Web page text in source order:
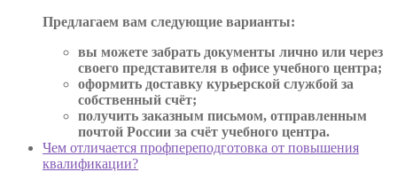
Предлагаем вам следующие варианты:
вы можете забрать документы лично или через
своего представителя в офисе учебного центра;
оформить доставку курьерской службой за
собственный счёт;
получить заказным письмом, отправленным
почтой России за счёт учебного центра.
Чем отличается профпереподготовка от повышения
квалификации?